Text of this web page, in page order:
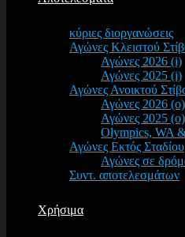
κύριες διοργανώσεις
Αγώνες Κλειστού
Αγώνες 2026 (i)
Αγώνες 2025 (i)
Αγώνες Ανοικτού
Αγώνες 2026 (o)
Αγώνες 2025 (o)
Olympics, WA
Αγώνες Εκτός Σταδίου
Αγώνες σε
Συντ. αποτελεσμάτων
Χρήσιμα